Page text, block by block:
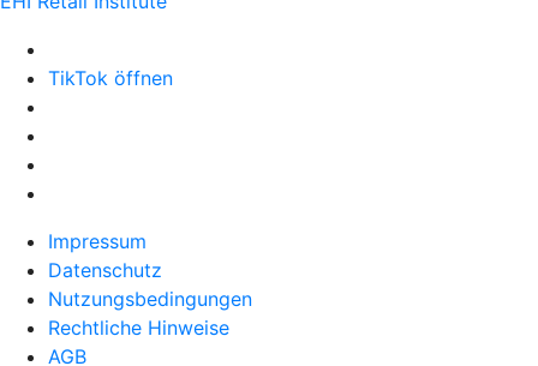
TikTok öffnen
Impressum
Datenschutz
Nutzungsbedingungen
Rechtliche Hinweise
AGB